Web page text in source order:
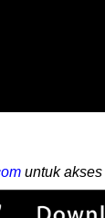
untuk